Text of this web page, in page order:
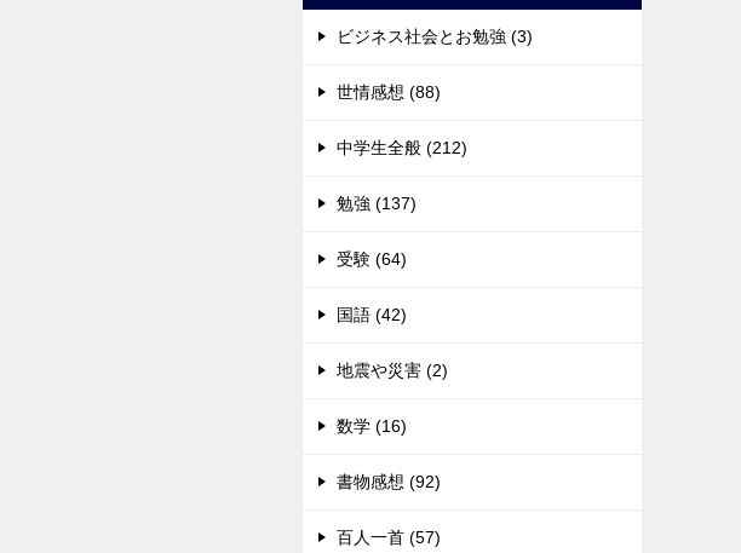
ビジネス社会とお勉強 (3)
世情感想 (88)
中学生全般 (212)
勉強 (137)
受験 (64)
国語 (42)
地震や災害 (2)
数学 (16)
書物感想 (92)
百人一首 (57)